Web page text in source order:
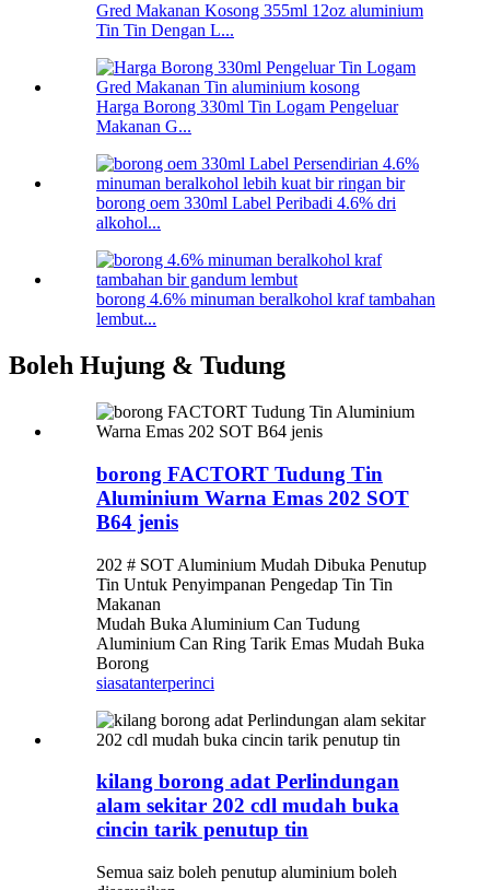
Gred Makanan Kosong 355ml 12oz aluminium
Tin Tin Dengan L...
Harga Borong 330ml Tin Logam Pengeluar
Makanan G...
borong oem 330ml Label Peribadi 4.6% dri
alkohol...
borong 4.6% minuman beralkohol kraf tambahan
lembut...
Boleh Hujung & Tudung
borong FACTORT Tudung Tin
Aluminium Warna Emas 202 SOT
B64 jenis
202 # SOT Aluminium Mudah Dibuka Penutup
Tin Untuk Penyimpanan Pengedap Tin Tin
Makanan
Mudah Buka Aluminium Can Tudung
Aluminium Can Ring Tarik Emas Mudah Buka
Borong
siasatanterperinci
kilang borong adat Perlindungan
alam sekitar 202 cdl mudah buka
cincin tarik penutup tin
Semua saiz boleh penutup aluminium boleh